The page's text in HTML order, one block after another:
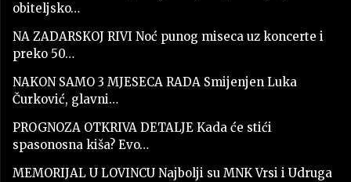
obiteljsko…
NA ZADARSKOJ RIVI Noć punog miseca uz koncerte i
preko 50…
NAKON SAMO 3 MJESECA RADA Smijenjen Luka
Čurković, glavni…
PROGNOZA OTKRIVA DETALJE Kada će stići
spasonosna kiša? Evo…
MEMORIJAL U LOVINCU Najbolji su MNK Vrsi i Udruga